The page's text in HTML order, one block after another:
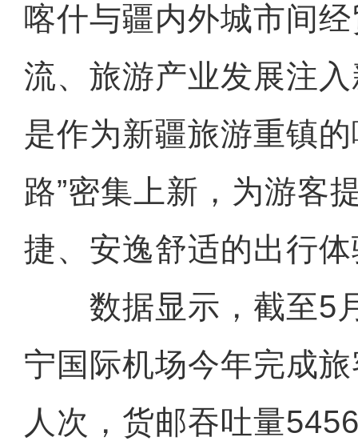
喀什与疆内外城市间
流、旅游产业发展注
是作为新疆旅游重镇
路”密集上新，为游客
捷、安逸舒适的出行
数据显示，截至5
宁国际机场今年完成
人次，货邮吞吐量